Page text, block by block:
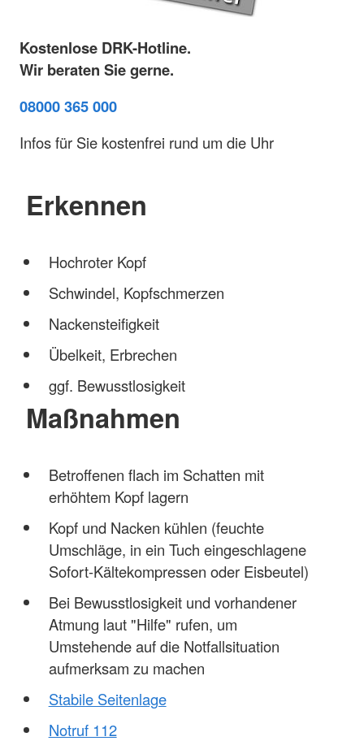
Kostenlose DRK-Hotline.
Wir beraten Sie gerne.
08000 365 000
Infos für Sie kostenfrei rund um die Uhr
Erkennen
Hochroter Kopf
Schwindel, Kopfschmerzen
Nackensteifigkeit
Übelkeit, Erbrechen
ggf. Bewusstlosigkeit
Maßnahmen
Betroffenen flach im Schatten mit
erhöhtem Kopf lagern
Kopf und Nacken kühlen (feuchte
Umschläge, in ein Tuch eingeschlagene
Sofort-Kältekompressen oder Eisbeutel)
Bei Bewusstlosigkeit und vorhandener
Atmung laut "Hilfe" rufen, um
Umstehende auf die Notfallsituation
aufmerksam zu machen
Stabile Seitenlage
Notruf 112